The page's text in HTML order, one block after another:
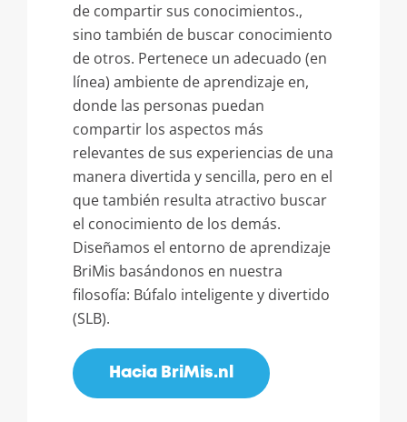
de compartir sus conocimientos.,
sino también de buscar conocimiento
de otros. Pertenece un adecuado (en
línea) ambiente de aprendizaje en,
donde las personas puedan
compartir los aspectos más
relevantes de sus experiencias de una
manera divertida y sencilla, pero en el
que también resulta atractivo buscar
el conocimiento de los demás.
Diseñamos el entorno de aprendizaje
BriMis basándonos en nuestra
filosofía: Búfalo inteligente y divertido
(SLB).
Hacia BriMis.nl